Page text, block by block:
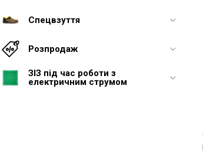
Спецвзуття
Розпродаж
ЗІЗ під час роботи з
електричним струмом